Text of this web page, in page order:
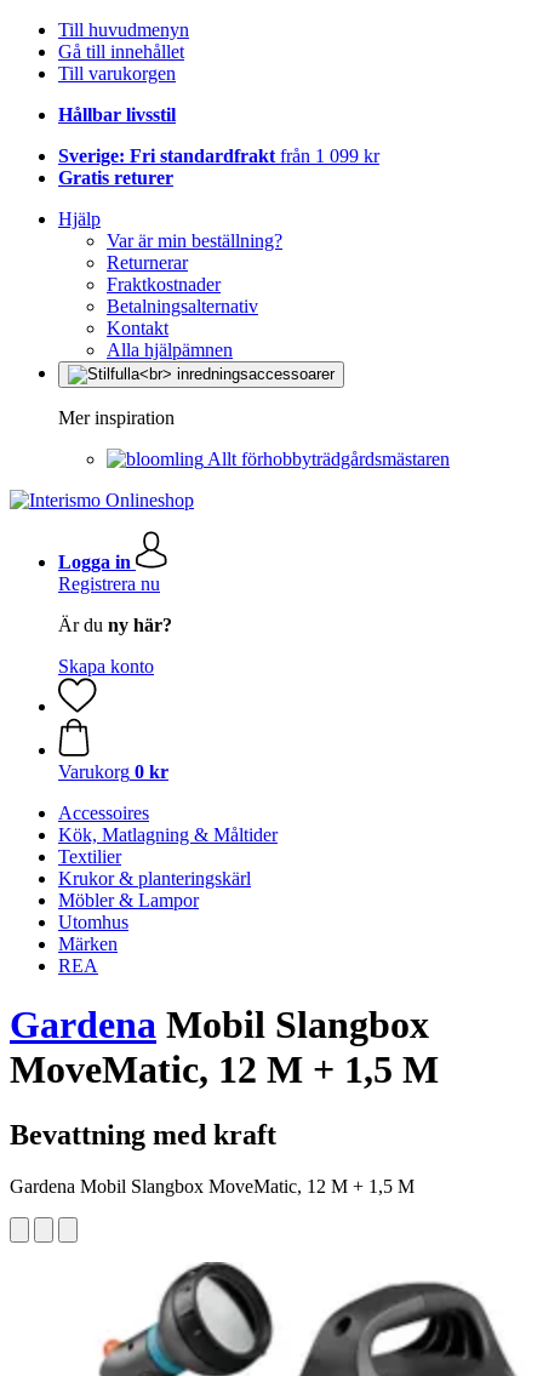
Till huvudmenyn
Gå till innehållet
Till varukorgen
Hållbar livsstil
Sverige: Fri standardfrakt från 1 099 kr
Gratis returer
Hjälp
Var är min beställning?
Returnerar
Fraktkostnader
Betalningsalternativ
Kontakt
Alla hjälpämnen
Mer inspiration
Allt förhobbyträdgårdsmästaren
Logga in
Registrera nu
Är du ny här?
Skapa konto
Varukorg 0 kr
Accessoires
Kök, Matlagning & Måltider
Textilier
Krukor & planteringskärl
Möbler & Lampor
Utomhus
Märken
REA
Gardena Mobil Slangbox
MoveMatic, 12 M + 1,5 M
Bevattning med kraft
Gardena Mobil Slangbox MoveMatic, 12 M + 1,5 M